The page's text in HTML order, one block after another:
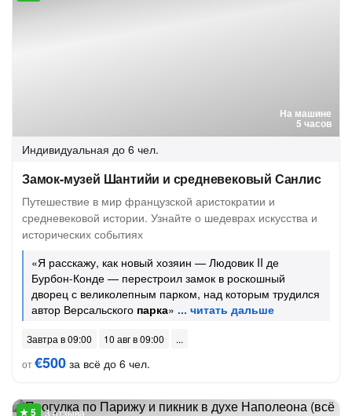
На машине
5 часов
Индивидуальная до 6 чел.
Замок-музей Шантийи и средневековый Санлис
Путешествие в мир французской аристократии и
средневековой истории. Узнайте о шедеврах искусства и
исторических событиях
«Я расскажу, как новый хозяин — Людовик II де
Бурбон-Конде — перестроил замок в роскошный
дворец с великолепным парком, над которым трудился
автор Версальского парка»
Завтра в 09:00
10 авг в 09:00
от€500 за всё до 6 чел.
3 отзыва